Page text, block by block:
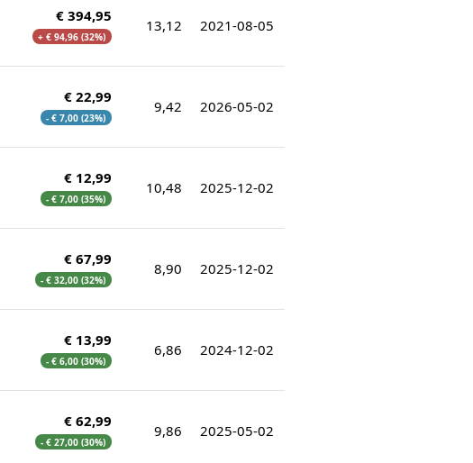
€ 394,95
+ € 94,96 (32%)
13,12 2021-08-05
€ 22,99
- € 7,00 (23%)
9,42 2026-05-02
€ 12,99
- € 7,00 (35%)
10,48 2025-12-02
€ 67,99
- € 32,00 (32%)
8,90 2025-12-02
€ 13,99
- € 6,00 (30%)
6,86 2024-12-02
€ 62,99
- € 27,00 (30%)
9,86 2025-05-02